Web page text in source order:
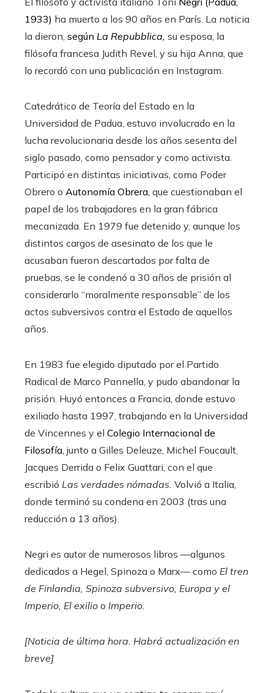
1933) ha muerto a los 90 años en París. La noticia
la dieron, según La Repubblica, su esposa, la
filósofa francesa Judith Revel, y su hija Anna, que
lo recordó con una publicación en Instagram.
Catedrático de Teoría del Estado en la
Universidad de Padua, estuvo involucrado en la
lucha revolucionaria desde los años sesenta del
siglo pasado, como pensador y como activista.
Participó en distintas iniciativas, como Poder
Obrero o Autonomía Obrera, que cuestionaban el
papel de los trabajadores en la gran fábrica
mecanizada. En 1979 fue detenido y, aunque los
distintos cargos de asesinato de los que le
acusaban fueron descartados por falta de
pruebas, se le condenó a 30 años de prisión al
considerarlo “moralmente responsable” de los
actos subversivos contra el Estado de aquellos
años.
En 1983 fue elegido diputado por el Partido
Radical de Marco Pannella, y pudo abandonar la
prisión. Huyó entonces a Francia, donde estuvo
exiliado hasta 1997, trabajando en la Universidad
de Vincennes y el Colegio Internacional de
Filosofía, junto a Gilles Deleuze, Michel Foucault,
Jacques Derrida o Felix Guattari, con el que
escribió Las verdades nómadas. Volvió a Italia,
donde terminó su condena en 2003 (tras una
reducción a 13 años).
Negri es autor de numerosos libros —algunos
dedicados a Hegel, Spinoza o Marx— como El tren
de Finlandia, Spinoza subversivo, Europa y el
Imperio, El exilio o Imperio.
[Noticia de última hora. Habrá actualización en
breve]